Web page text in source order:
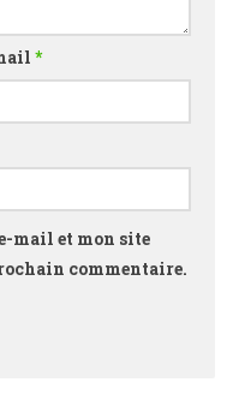
*
mail et mon site
commentaire.